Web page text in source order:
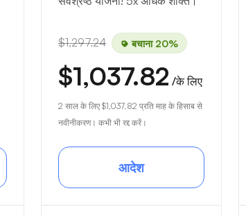
$1,297.24 बचाना 20%
$1,037.82 /के लिए
2 साल के लिए $1,037.82 प्रति माह के हिसाब से
नवीनीकरण। कभी भी रद्द करें।
आदेश